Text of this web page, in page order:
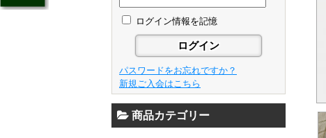
ログイン情報を記憶
パスワードをお忘れですか？
新規ご入会はこちら
商品カテゴリー
GS F
NX
RX
LX570
RC
カローラ フィールダー
プリウスα
FJクルーザー
CH-R
ハリアー
セレナ
エルグランド
エクストレイル
ティアナ
フリード
N-ONE
N-BOX
N-BOX SLASH
N-BOX+
フレアワゴン
フレアクロスオーバー
キャロル
デミオ
アクセラ スポーツ
レガシィ B4
レガシィ アウトバック
ミラ イース